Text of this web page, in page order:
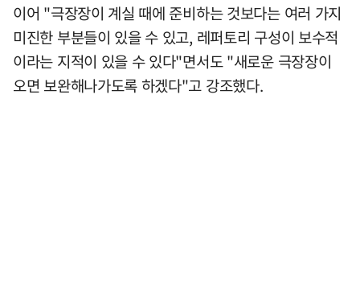
이어 "극장장이 계실 때에 준비하는 것보다는 여러 가지
미진한 부분들이 있을 수 있고, 레퍼토리 구성이 보수적
이라는 지적이 있을 수 있다"면서도 "새로운 극장장이
오면 보완해나가도록 하겠다"고 강조했다.